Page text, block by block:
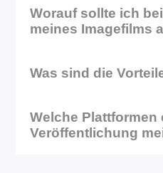
Worauf sollte ich
meines Imagefilms
Was sind die
Welche
Veröffentlichung